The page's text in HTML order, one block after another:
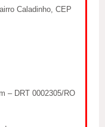
Caladinho, CEP
– DRT 0002305/RO